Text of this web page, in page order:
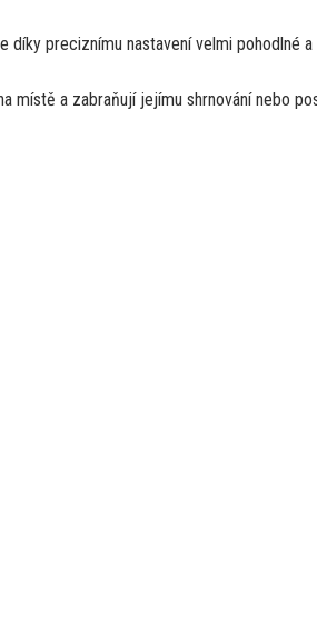
preciznímu nastavení velmi pohodlné a
místě a zabraňují jejímu shrnování nebo